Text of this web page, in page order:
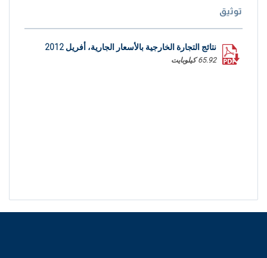
توثيق
نتائج التجارة الخارجية بالأسعار الجارية، أفريل 2012
65.92 كيلوبايت